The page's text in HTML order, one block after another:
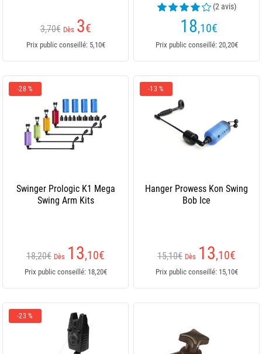
3,70€ Dès 3€
Prix public conseillé: 5,10€
(2 avis)
18,10€
Prix public conseillé: 20,20€
-28 %
Swinger Prologic K1 Mega
Swing Arm Kits
18,20€ Dès 13,10€
Prix public conseillé: 18,20€
-13 %
Hanger Prowess Kon Swing
Bob Ice
15,10€ Dès 13,10€
Prix public conseillé: 15,10€
-23 %